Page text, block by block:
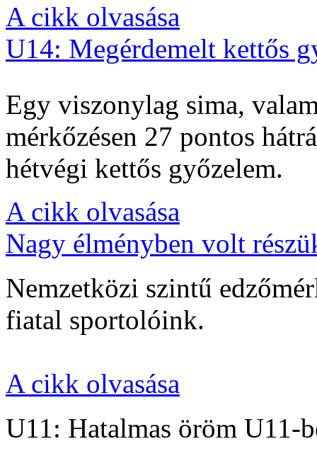
A cikk olvasása
U14: Megérdemelt kettős
Egy viszonylag sima,
mérkőzésen 27 pontos
hétvégi kettős győzelem.
A cikk olvasása
Nagy élményben volt
Nemzetközi szintű
fiatal sportolóink.
A cikk olvasása
U11: Hatalmas öröm U11-